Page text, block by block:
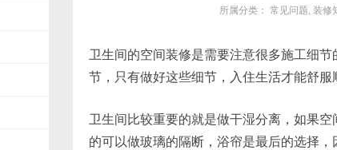
所属分类： 常见问题, 装修
卫生间的空间装修是需要注意很多施工细
节，只有做好这些细节，入住生活才能舒服
卫生间比较重要的就是做干湿分离，如果
的可以做玻璃的隔断，浴帘是最后的选择